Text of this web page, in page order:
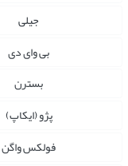
جیلی
بی وای دی
بسترن
پژو (ایکاپ)
فولکس واگن